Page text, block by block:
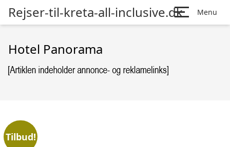
Rejser-til-kreta-all-inclusive.dk Menu
Hotel Panorama
Tilbud!